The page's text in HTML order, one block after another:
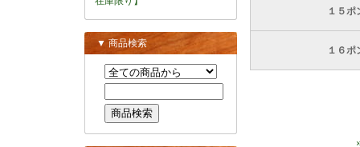
▼ 商品検索
１５ポ
１６ポ